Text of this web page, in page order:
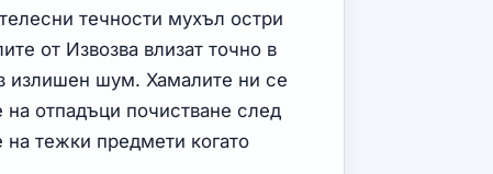
течности мухъл остри
от Извозва влизат точно в
излишен шум. Хамалите ни се
отпадъци почистване след
тежки предмети когато